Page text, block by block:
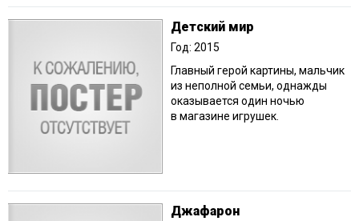
Детский мир
Год: 2015
Главный герой картины, мальчик
из неполной семьи, однажды
оказывается один ночью
в магазине игрушек.
Джафарон